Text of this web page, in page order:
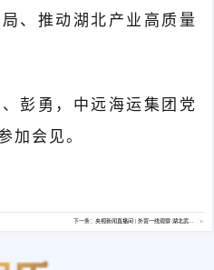
、推动湖北产业高质量
彭勇，中远海运集团党
加会见。
下一条：央视新闻直播间 | 外贸一线观察·湖北武...